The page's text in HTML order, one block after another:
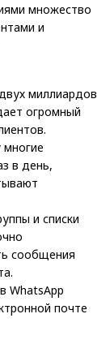
множество
и
миллиардов
огромный
многие
в день,
и списки
сообщения
WhatsApp
почте